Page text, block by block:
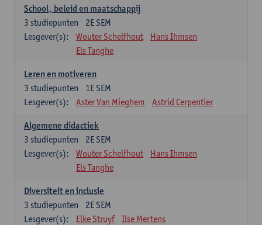
School, beleid en maatschappij
2E SEM
3 studiepunten
Lesgever(s):
Wouter Schelfhout
Hans Ihmsen
Els Tanghe
Leren en motiveren
1E SEM
3 studiepunten
Lesgever(s):
Aster Van Mieghem Astrid Cerpentier
Algemene didactiek
2E SEM
3 studiepunten
Lesgever(s):
Wouter Schelfhout
Hans Ihmsen
Els Tanghe
Diversiteit en inclusie
2E SEM
3 studiepunten
Lesgever(s):
Elke Struyf
Ilse Mertens